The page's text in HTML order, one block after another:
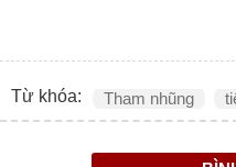
Từ khóa: Tham nhũng